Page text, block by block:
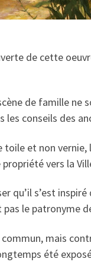
de cette
de famille ne
les conseils des
toile et non
vers la
qu’il s’est
pas le patronyme
mais
été